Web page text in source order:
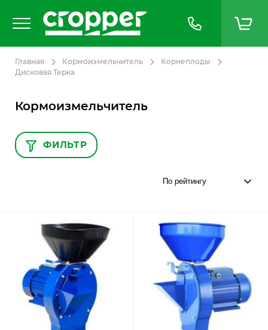
Главная Кормоизмельчитель
Корнеплоды
Дисковая Терка
Кормоизмельчитель
ФИЛЬТР